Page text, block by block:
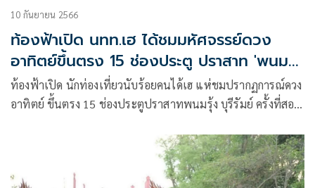
10 กันยายน 2566
ท้องฟ้าเปิด นทท.เฮ ได้ชมมหัศจรรย์ดวง
อาทิตย์ขึ้นตรง 15 ช่องประตู ปราสาท 'พนม
รุ้ง'
ท้องฟ้าเปิด นักท่องเที่ยวนับร้อยคนได้เฮ แห่ชมปรากฏการณ์ดวง
อาทิตย์ ขึ้นตรง 15 ช่องประตูปราสาทพนมรุ้ง บุรีรัมย์ ครั้งที่สอง
โบราณเพียงแห่งเดียวในโลกที่เกิดปรากฏการณ์ดังกล่าว ในหนึ่ง
ปีอาทิตย์ขึ้นตรง 15 ช่องประตู 2 ครั้ง ในวันที่ 3-5 เม.ย. วันที่ 8-
10 ก.ย.